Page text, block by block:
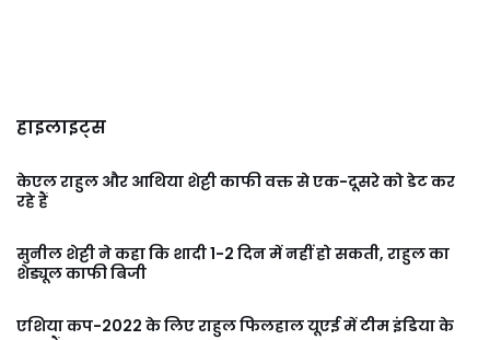
हाइलाइट्स
केएल राहुल और आथिया शेट्टी काफी वक्त से एक-दूसरे को डेट कर
रहे हैं
सुनील शेट्टी ने कहा कि शादी 1-2 दिन में नहीं हो सकती, राहुल का
शेड्यूल काफी बिजी
एशिया कप-2022 के लिए राहुल फिलहाल यूएई में टीम इंडिया के